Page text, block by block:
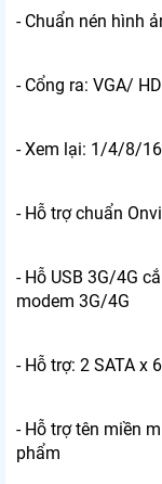
- Chuẩn nén hình
- Cổng ra: VGA/
- Xem lại: 1/4/8/
- Hỗ trợ chuẩn
- Hỗ USB 3G/4G
modem 3G/4G
- Hỗ trợ: 2 SATA x
- Hỗ trợ tên miền
phẩm